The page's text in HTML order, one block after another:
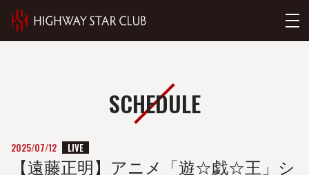
SCHEDULE
2025/07/12 LIVE
【遠藤正明】アニメ「遊☆戯☆王」シ